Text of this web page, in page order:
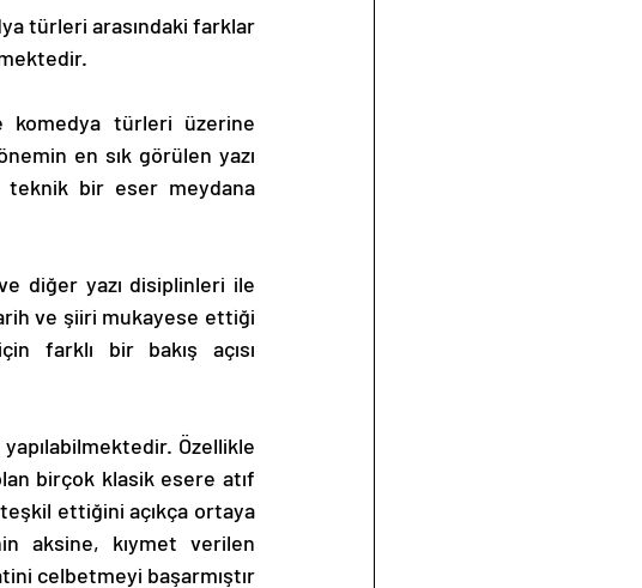
en sık görülen yazı
bir eser meydana
ve şiiri mukayese ettiği
farklı bir bakış açısı
birçok klasik esere atıf
ettiğini açıkça ortaya
aksine, kıymet verilen
celbetmeyi başarmıştır